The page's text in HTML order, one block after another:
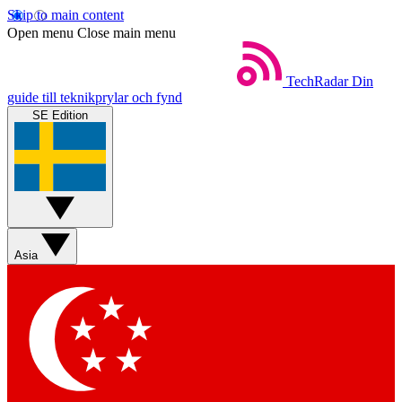
Skip to main content
Open menu Close main menu
TechRadar Din
guide till teknikprylar och fynd
SE Edition
Asia